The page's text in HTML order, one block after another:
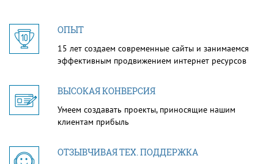
ОПЫТ
15 лет создаем современные сайты и занимаемся
эффективным продвижением интернет ресурсов
ВЫСОКАЯ КОНВЕРСИЯ
Умеем создавать проекты, приносящие нашим
клиентам прибыль
ОТЗЫВЧИВАЯ ТЕХ. ПОДДЕРЖКА